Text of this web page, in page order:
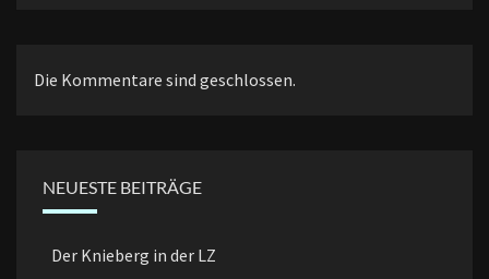
Die Kommentare sind geschlossen.
NEUESTE BEITRÄGE
Der Knieberg in der LZ